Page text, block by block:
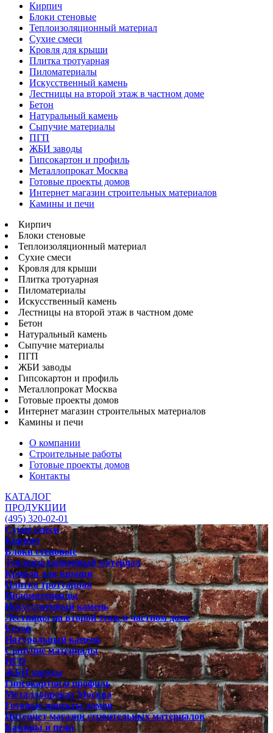
Кирпич
Блоки стеновые
Теплоизоляционный материал
Сухие смеси
Кровля для крыши
Плитка тротуарная
Пиломатериалы
Искусственный камень
Лестницы на второй этаж в частном доме
Бетон
Натуральный камень
Сыпучие материалы
ПГП
ЖБИ заводы
Гипсокартон и профиль
Металлопрокат Москва
Готовые проекты домов
Интернет магазин строительных материалов
Камины и печи
Кирпич
Блоки стеновые
Теплоизоляционный материал
Сухие смеси
Кровля для крыши
Плитка тротуарная
Пиломатериалы
Искусственный камень
Лестницы на второй этаж в частном доме
Бетон
Натуральный камень
Сыпучие материалы
ПГП
ЖБИ заводы
Гипсокартон и профиль
Металлопрокат Москва
Готовые проекты домов
Интернет магазин строительных материалов
Камины и печи
О компании
Строительные работы
Готовые проекты домов
Контакты
КАТАЛОГ
ПРОДУКЦИИ
(495) 320-02-01
Сухие смеси
Кирпич
Блоки стеновые
Теплоизоляционный материал
Кровля для крыши
Плитка тротуарная
Пиломатериалы
Искусственный камень
Лестницы на второй этаж в частном доме
Бетон
Натуральный камень
Сыпучие материалы
ПГП
ЖБИ заводы
Гипсокартон и профиль
Металлопрокат Москва
Готовые проекты домов
Интернет магазин строительных материалов
Камины и печи